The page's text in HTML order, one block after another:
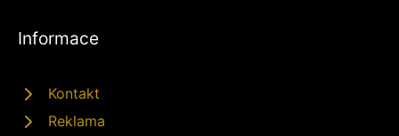
Informace
Kontakt
Reklama